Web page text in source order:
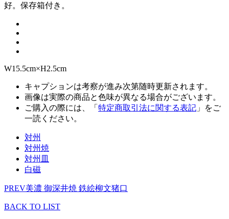
好。保存箱付き。
W15.5cm×H2.5cm
キャプションは考察が進み次第随時更新されます。
画像は実際の商品と色味が異なる場合がございます。
ご購入の際には、「 特定商取引法に関する表記 」をご
一読ください。
対州
対州焼
対州皿
白磁
PREV美濃 御深井焼 鉄絵柳文猪口
BACK TO LIST